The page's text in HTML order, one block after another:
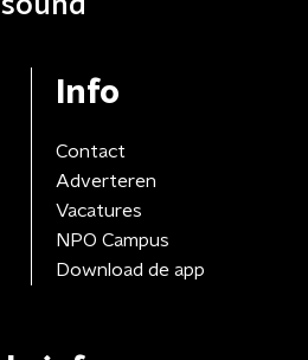
Info
Contact
Adverteren
Vacatures
NPO Campus
Download de app